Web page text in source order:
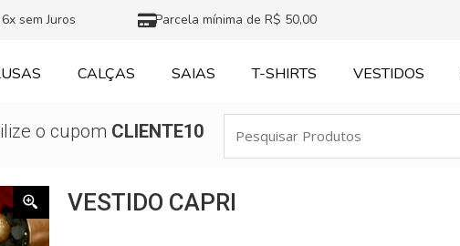
sem Juros Parcela mínima de R$ 50,00
CALÇAS SAIAS T-SHIRTS VESTIDOS
o cupom CLIENTE10
Produtos
VESTIDO CAPRI